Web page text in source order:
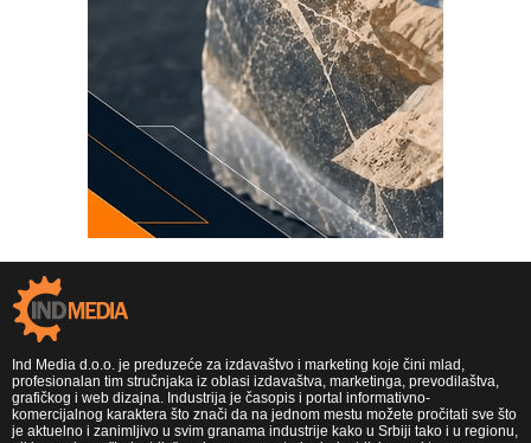
Ind Media d.o.o. je preduzeće za izdavaštvo i marketing koje čini mlad,
profesionalan tim stručnjaka iz oblasi izdavaštva, marketinga, prevodilaštva,
grafičkog i web dizajna. Industrija je časopis i portal informativno-
komercijalnog karaktera što znači da na jednom mestu možete pročitati sve što
je aktuelno i zanimljivo u svim granama industrije kako u Srbiji tako i u regionu,